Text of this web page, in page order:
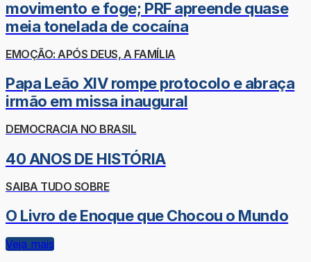
movimento e foge; PRF apreende quase
meia tonelada de cocaína
EMOÇÃO: APÓS DEUS, A FAMÍLIA
Papa Leão XIV rompe protocolo e abraça
irmão em missa inaugural
DEMOCRACIA NO BRASIL
40 ANOS DE HISTÓRIA
SAIBA TUDO SOBRE
O Livro de Enoque que Chocou o Mundo
Veja mais